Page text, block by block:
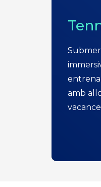
amb